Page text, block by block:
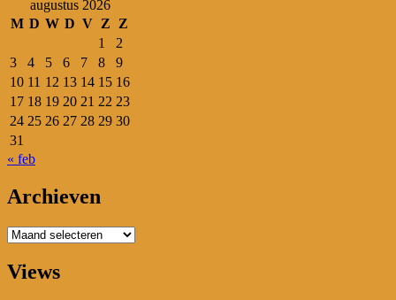
augustus 2026
M D W D V Z
Z
1
2
3
4 5 6 7 8
9
10 11 12 13 14 15 16
17 18 19 20 21 22 23
24 25 26 27 28 29 30
31
« feb
Archieven
Archieven
Views